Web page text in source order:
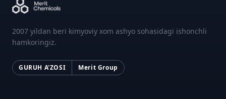
2007 yildan beri kimyoviy xom ashyo sohasidagi ishonchli
hamkoringiz.
GURUH A'ZOSI Merit Group